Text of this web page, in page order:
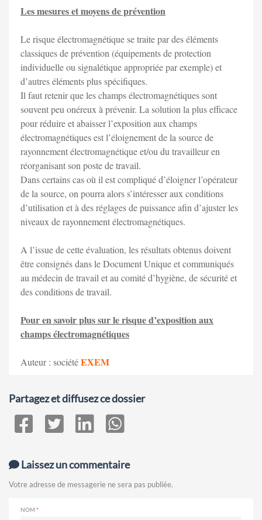
Les mesures et moyens de prévention
Le risque électromagnétique se traite par des éléments
classiques de prévention (équipements de protection
individuelle ou signalétique appropriée par exemple) et
d’autres éléments plus spécifiques.
Il faut retenir que les champs électromagnétiques sont
souvent peu onéreux à prévenir. La solution la plus efficace
pour réduire et abaisser l’exposition aux champs
électromagnétiques est l’éloignement de la source de
rayonnement électromagnétique et/ou du travailleur en
réorganisant son poste de travail.
Dans certains cas où il est compliqué d’éloigner l’opérateur
de la source, on pourra alors s’intéresser aux conditions
d’utilisation et à des réglages de puissance afin d’ajuster les
niveaux de rayonnement électromagnétiques.
A l’issue de cette évaluation, les résultats obtenus doivent
être consignés dans le Document Unique et communiqués
au médecin de travail et au comité d’hygiène, de sécurité et
des conditions de travail.
Pour en savoir plus sur le risque d’exposition aux
champs électromagnétiques
Auteur : sociétéEXEM
Partagez et diffusez ce dossier
Laissez un commentaire
Votre adresse de messagerie ne sera pas publiée.
NOM